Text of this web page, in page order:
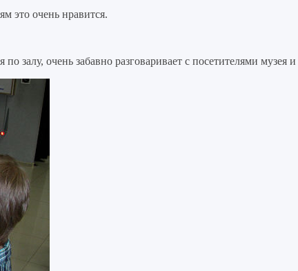
это очень нравится.
залу, очень забавно разговаривает с посетителями музея